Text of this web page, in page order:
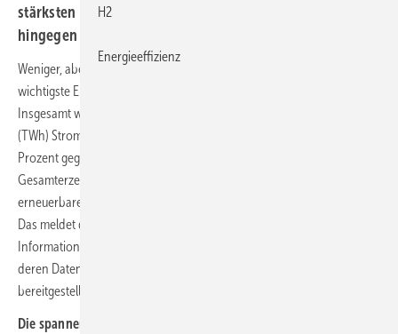
stärksten wuchs die Photovoltaik. Besonders stark ging
hingegen die Produktion von Kohlestrom zurück.
Weniger, aber grüner: Erneuerbare Energien stellten über das Jahr die
wichtigste Energiequelle für die Stromversorgung in Deutschland.
Insgesamt wurden im abgelaufenen Jahr 431,7 Terawattstunden
(TWh) Strom erzeugt. Dies entspreche einem Rückgang von 4,2
Prozent gegenüber dem Vorjahr (450,5 TWh). Gemessen an der
Gesamterzeugung entfielen 254,9 TWh oder 59 Prozent auf
erneuerbare Energieträger. Im Vorjahr lag der Anteil bei 56,0 Prozent.
Das meldet die Bundesnetzagentur unter Berufung auf ihre
Informationsplattform für Strom- und Gasmarktdaten
deren Daten von den deutschen Übertragungsnetzbetreibern
bereitgestellt werden.
Die spannendsten Artikel, Grafiken und Dossiers erhalten unsere
H2
Energieeffizienz